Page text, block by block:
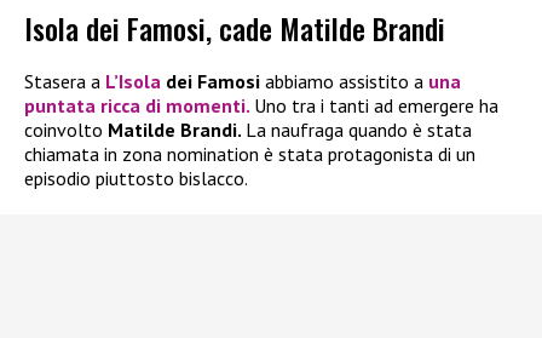
Isola dei Famosi, cade Matilde Brandi
Stasera a L’Isola dei Famosi abbiamo assistito a una
puntata ricca di momenti. Uno tra i tanti ad emergere ha
coinvolto Matilde Brandi. La naufraga quando è stata
chiamata in zona nomination è stata protagonista di un
episodio piuttosto bislacco.